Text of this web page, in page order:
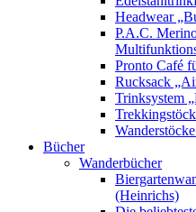
Headwear
P.A.C.
Pronto Café
Rucksack
Trinksystem
Bücher
Wanderbücher
(Heinrichs)